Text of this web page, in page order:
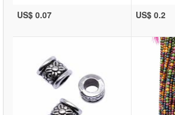
US$ 0.07 US$ 0.2